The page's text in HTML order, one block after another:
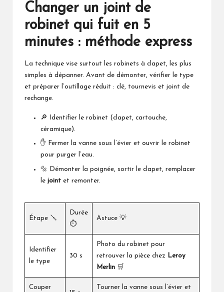
Changer un joint de
robinet qui fuit en 5
minutes : méthode express
La technique vise surtout les robinets à clapet, les plus
simples à dépanner. Avant de démonter, vérifier le type
et préparer l’outillage réduit : clé, tournevis et joint de
rechange.
🔎 Identifier le robinet (clapet, cartouche,
céramique).
✋ Fermer la vanne sous l’évier et ouvrir le robinet
pour purger l’eau.
🔩 Démonter la poignée, sortir le clapet, remplacer
le joint et remonter.
Étape 🪛
Durée
⏱️
Astuce 💡
Identifier
le type
30 s
Photo du robinet pour
retrouver la pièce chez
Leroy
Merlin 🛒
Couper
Tourner la vanne sous l’évier et